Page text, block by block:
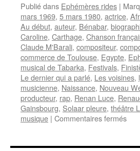
Publié dans Ephémères rides |
mars 1969, 5 mars 1980, actrice,
Au début, auteur, Bénabar,
Caroline, Carthage, Chanson
Claude M'Barali, compositeur,
commerce de Toulouse, Egypte,
musical de Tabarka, Festivals,
Le dernier qui a parlé, Les voisines,
musicienne, Naissance, Nouveau
producteur, rap, Renan Luce,
Gainsbourg, Solaar pleure, théâtre
musique | Commentaires ferméssur